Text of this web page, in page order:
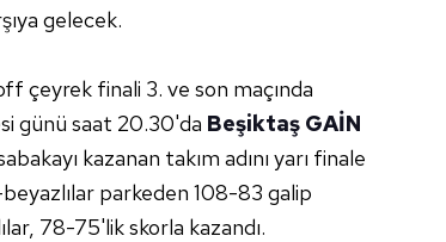
gelecek.
çeyrek finali 3. ve son maçında
günü saat 20.30'da Beşiktaş GAİN
kazanan takım adını yarı finale
parkeden 108-83 galip
78-75'lik skorla kazandı.